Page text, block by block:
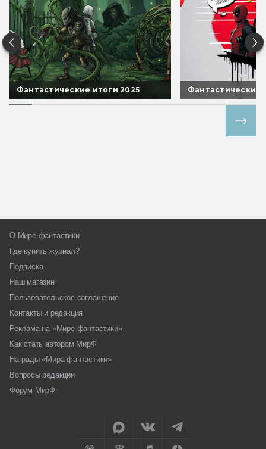
Фантастические итоги 2025 Фантастические
О Мире фантастики
Где купить журнал?
Подписка
Наш магазин
Пользовательское соглашение
Контакты и редакция
Реклама на «Мире фантастики»
Как стать автором МирФ
Награды «Мира фантастики»
Вопросы редакции
Форум МирФ